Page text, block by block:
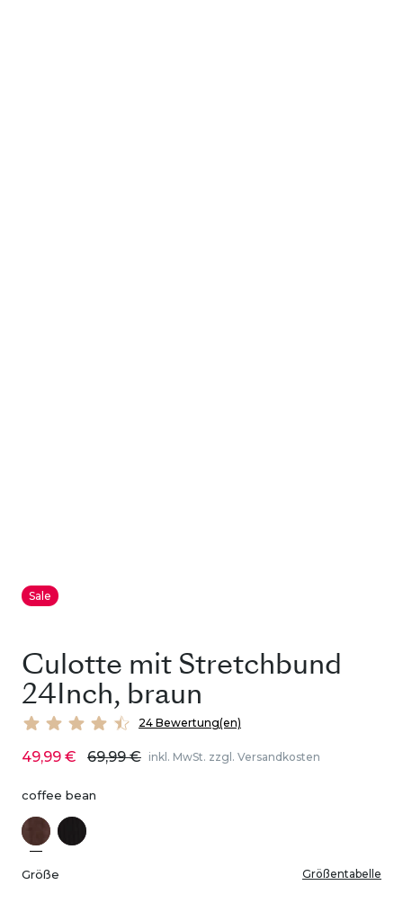
Sale
Culotte mit Stretchbund
24Inch, braun
24 Bewertung(en)
49,99 € 69,99 € inkl. MwSt. zzgl. Versandkosten
coffee bean
Größe Größentabelle